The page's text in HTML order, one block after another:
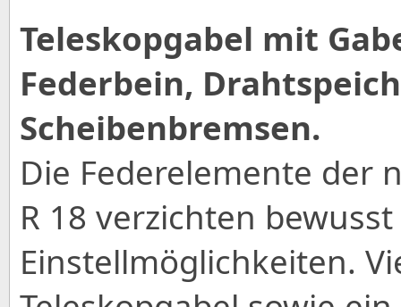
Teleskopgabel mit
Federbein,
Scheibenbremsen.
Die Federelemente der
R 18 verzichten
Einstellmöglichkeiten.